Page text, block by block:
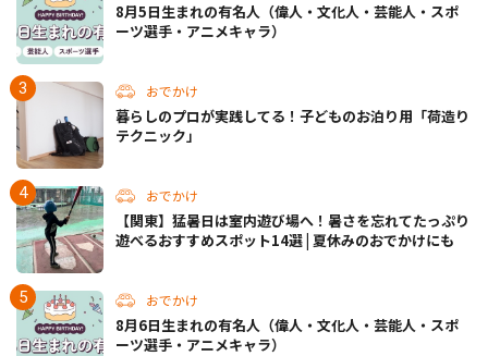
8月5日生まれの有名人（偉人・文化人・芸能人・スポ
ーツ選手・アニメキャラ）
おでかけ
暮らしのプロが実践してる！子どものお泊り用「荷造り
テクニック」
おでかけ
【関東】猛暑日は室内遊び場へ！暑さを忘れてたっぷり
遊べるおすすめスポット14選 | 夏休みのおでかけにも
おでかけ
8月6日生まれの有名人（偉人・文化人・芸能人・スポ
ーツ選手・アニメキャラ）